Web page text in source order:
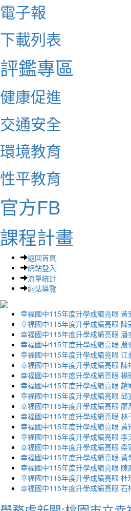
電子報
下載列表
評鑑專區
健康促進
交通安全
環境教育
性平教育
官方FB
課程計畫
返回首頁
網站登入
流量統計
網站導覽
幸福國中115年度升學成績亮眼 黃
幸福國中115年度升學成績亮眼
幸福國中115年度升學成績亮眼 潘
幸福國中115年度升學成績亮眼
幸福國中115年度升學成績亮眼
幸福國中115年度升學成績亮眼
幸福國中115年度升學成績亮眼
幸福國中115年度升學成績亮眼
幸福國中115年度升學成績亮眼
幸福國中115年度升學成績亮眼
幸福國中115年度升學成績亮眼
幸福國中115年度升學成績亮眼 黃
幸福國中115年度升學成績亮眼
幸福國中115年度升學成績亮眼
幸福國中115年度升學成績亮眼
幸福國中115年度升學成績亮眼
幸福國中115年度升學成績亮眼
幸福國中115年度升學成績亮眼